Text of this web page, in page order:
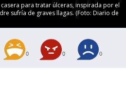
para tratar úlceras, inspirada por el
sufría de graves llagas. (Foto: Diario de
0 0 0